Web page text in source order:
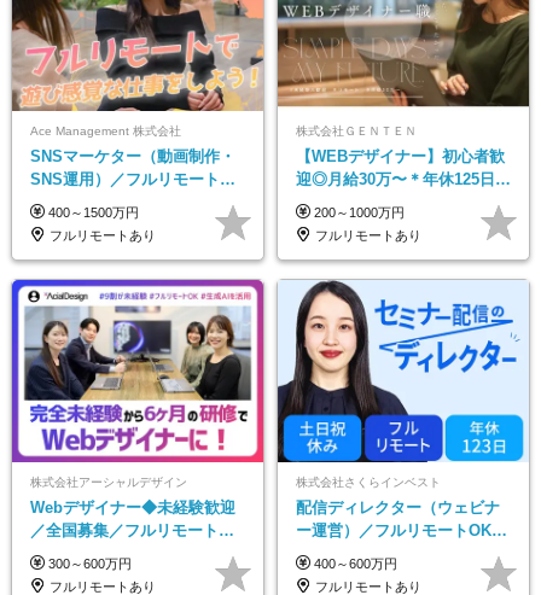
Ace Management 株式会社
SNSマーケター（動画制作・
SNS運用）／フルリモートOK
／未経験歓迎【モットーは…
遊び感覚で仕事をする♪】
400～1500万円
フルリモートあり
株式会社ＧＥＮＴＥＮ
【WEBデザイナー】初⼼者歓
迎◎⽉給30万〜＊年休125⽇＊
在宅OK＆研修あり＊フレック
ス
200～1000万円
フルリモートあり
株式会社アーシャルデザイン
Webデザイナー◆未経験歓迎
／全国募集／フルリモート／
最大6ヵ月の実践型研修／月給
25万円以上
300～600万円
フルリモートあり
株式会社さくらインベスト
配信ディレクター（ウェビナ
ー運営）／フルリモートOK／
土日祝休み／年休123日／年収
600万円可
400～600万円
フルリモートあり